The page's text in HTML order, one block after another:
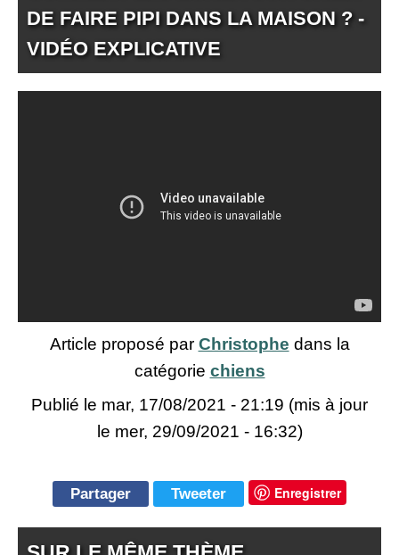
DE FAIRE PIPI DANS LA MAISON ? -
VIDÉO EXPLICATIVE
Article proposé par Christophe dans la
catégorie chiens
Publié le mar, 17/08/2021 - 21:19 (mis à jour
le mer, 29/09/2021 - 16:32)
Partager Tweeter Enregistrer